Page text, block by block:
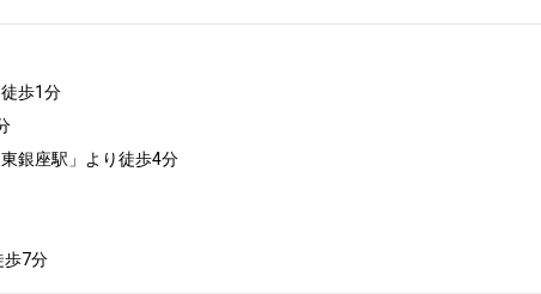
歩1分
銀座駅」より徒歩4分
歩7分